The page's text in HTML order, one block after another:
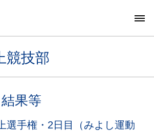
競技部
果等
選手権・2日目（みよし運動